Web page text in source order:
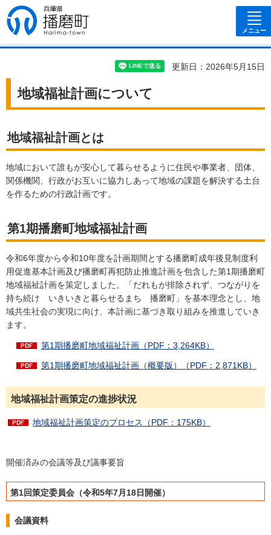
兵庫県 播磨
町
メニュー
更新日：2026年5月15日
地域福祉計画について
地域福祉計画とは
地域において誰もが安心して暮らせるように住民や事業者、団体、
関係機関、行政がお互いに協力しあって地域の課題を解決する土台
を作るための行政計画です。
第1期播磨町地域福祉計画
令和6年度から令和10年度を計画期間とする播磨町成年後見制度利
用促進基本計画及び播磨町再犯防止推進計画を包含した第1期播磨町
地域福祉計画を策定しました。「だれもが排除されず、つながりを
持ち続け いきいきと暮らせるまち 播磨町」を基本理念とし、地
域共生社会の実現に向け、本計画に基づき取り組みを推進していき
ます。
第1期播磨町地域福祉計画（PDF：3,264KB）
第1期播磨町地域福祉計画（概要版）（PDF：2,871KB）
地域福祉計画策定の進捗状況
地域福祉計画策定のプロセス（PDF：175KB）
開催済みの会議等及び議事要旨
第1回策定委員会（令和5年7月18日開催）
会議資料